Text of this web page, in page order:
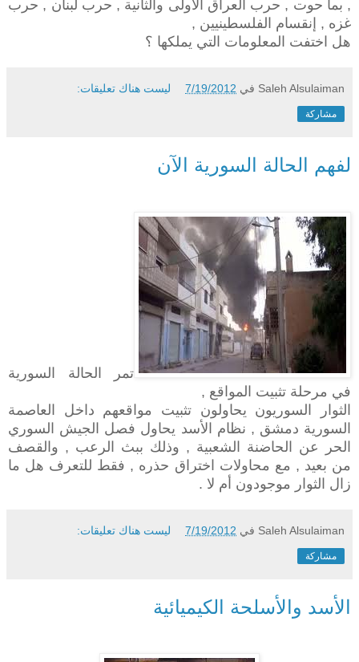
, بما حوت , حرب العراق الآولى والثانية , حرب لبنان , حرب
غزه , إنقسام الفلسطينيين ,
هل اختفت المعلومات التي يملكها ؟
Saleh Alsulaiman في 7/19/2012 ليست هناك تعليقات:
مشاركة
لفهم الحالة السورية الآن
تمر الحالة السورية
في مرحلة تثبيت المواقع ,
الثوار السوريون يحاولون تثبيت مواقعهم داخل العاصمة
السورية دمشق , نظام الأسد يحاول فصل الجيش السوري
الحر عن الحاضنة الشعبية , وذلك ببث الرعب , والقصف
من بعيد , مع محاولات اختراق حذره , فقط للتعرف هل ما
زال الثوار موجودون أم لا .
Saleh Alsulaiman في 7/19/2012 ليست هناك تعليقات:
مشاركة
الأسد والأسلحة الكيميائية